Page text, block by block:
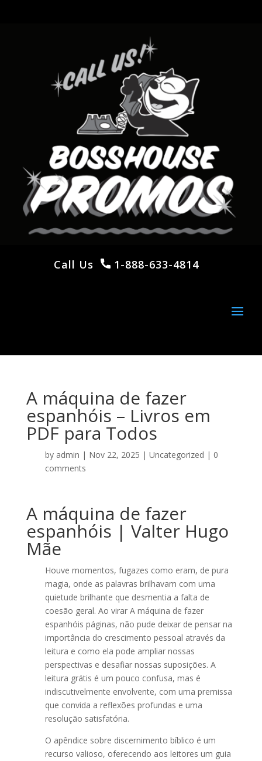
Call Us 1-888-633-4814
A máquina de fazer
espanhóis – Livros em
PDF para Todos
by admin | Nov 22, 2025 | Uncategorized | 0
comments
A máquina de fazer
espanhóis | Valter Hugo
Mãe
Houve momentos, fugazes como eram, de pura
magia, onde as palavras brilhavam com uma
quietude brilhante que desmentia a falta de
coesão geral. Ao virar A máquina de fazer
espanhóis páginas, não pude deixar de pensar na
importância do crescimento pessoal através da
leitura e como ela pode ampliar nossas
perspectivas e desafiar nossas suposições. A
leitura grátis é um pouco confusa, mas é
indiscutivelmente envolvente, com uma premissa
que convida a reflexões profundas e uma
resolução satisfatória.
O apêndice sobre discernimento bíblico é um
recurso valioso, oferecendo aos leitores um guia